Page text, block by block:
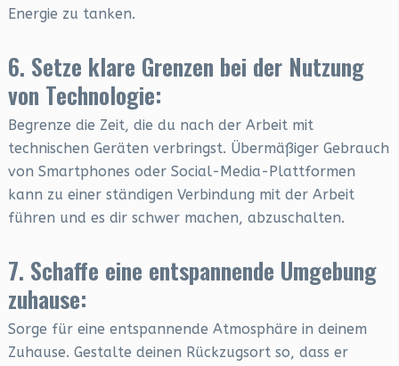
Energie zu tanken.
6. Setze klare Grenzen bei der Nutzung
von Technologie:
Begrenze die Zeit, die du nach der Arbeit mit
technischen Geräten verbringst. Übermäßiger Gebrauch
von Smartphones oder Social-Media-Plattformen
kann zu einer ständigen Verbindung mit der Arbeit
führen und es dir schwer machen, abzuschalten.
7. Schaffe eine entspannende Umgebung
zuhause:
Sorge für eine entspannende Atmosphäre in deinem
Zuhause. Gestalte deinen Rückzugsort so, dass er